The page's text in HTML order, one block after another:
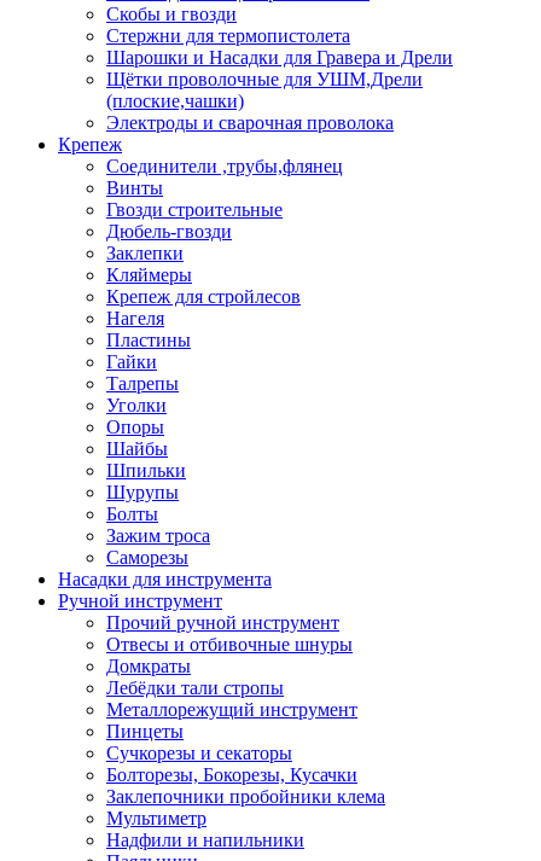
Скобы и гвозди
Стержни для термопистолета
Шарошки и Насадки для Гравера и Дрели
Щётки проволочные для УШМ,Дрели
(плоские,чашки)
Электроды и сварочная проволока
Крепеж
Соединители ,трубы,флянец
Винты
Гвозди строительные
Дюбель-гвозди
Заклепки
Кляймеры
Крепеж для стройлесов
Нагеля
Пластины
Гайки
Талрепы
Уголки
Опоры
Шайбы
Шпильки
Шурупы
Болты
Зажим троса
Саморезы
Насадки для инструмента
Ручной инструмент
Прочий ручной инструмент
Отвесы и отбивочные шнуры
Домкраты
Лебёдки тали стропы
Металлорежущий инструмент
Пинцеты
Сучкорезы и секаторы
Болторезы, Бокорезы, Кусачки
Заклепочники пробойники клема
Мультиметр
Надфили и напильники